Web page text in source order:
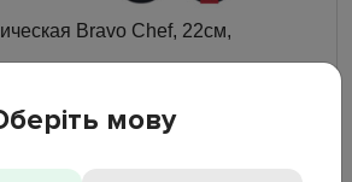
Bravo Chef, 22см,
мову